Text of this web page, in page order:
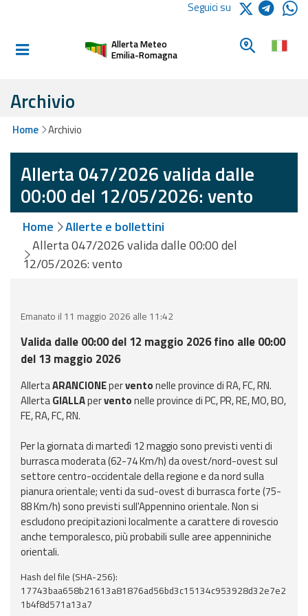
Informati e
Allerte E
Allerte e
Bollettini
Meteo
Allerte e
Bollettini
Valanghe
eventi
Previsioni e dati
Previsioni meteo e
marine
Radar meteo
Strumenti
Report
Seguici su
Allerta Meteo
Emilia-Romagna
Cerca un
Archivio
Home Archivio
Allerta 047/2026 valida dalle
00:00 del 12/05/2026: vento
Home
Allerte e bollettini
Allerta 047/2026 valida dalle 00:00 del
12/05/2026: vento
Emanato il 11 maggio 2026 alle 11:42
Valida dalle 00:00 del 12 maggio 2026 fino alle 00:00
del 13 maggio 2026
AllertaARANCIONEperventonelle province di RA, FC, RN.
AllertaGIALLAperventonelle province di PC, PR, RE, MO, BO,
FE, RA, FC, RN.
Per la giornata di martedì 12 maggio sono previsti venti di
burrasca moderata (62-74 Km/h) da ovest/nord-ovest sul
settore centro-occidentale della regione e da nord sulla
pianura orientale; venti da sud-ovest di burrasca forte (75-
88 Km/h) sono previsti sull'Appennino orientale. Non si
escludono precipitazioni localmente a carattere di rovescio
anche temporalesco, più probabili sulle aree appenniniche
orientali.
Hash del file (SHA-256):
17743baa658b21613a81876ad56bd3c15134c953928d32e7e2
1b4f8d571a13a7